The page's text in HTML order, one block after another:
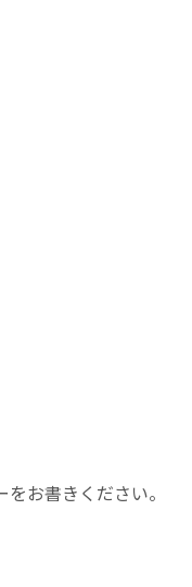
お書きください。